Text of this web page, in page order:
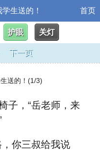
生送的！ 首页
护眼 关灯
下一页
送的！(1/3)
子，“岳老师，来
你三叔给我说